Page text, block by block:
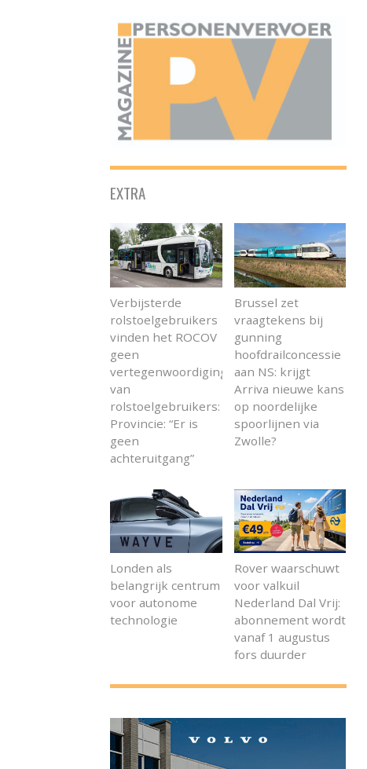
EXTRA
Verbijsterde
rolstoelgebruikers
vinden het ROCOV
geen
vertegenwoordiging
van
rolstoelgebruikers:
Provincie: “Er is
geen
achteruitgang”
Brussel zet
vraagtekens bij
gunning
hoofdrailconcessie
aan NS: krijgt
Arriva nieuwe kans
op noordelijke
spoorlijnen via
Zwolle?
Londen als
belangrijk centrum
voor autonome
technologie
Rover waarschuwt
voor valkuil
Nederland Dal Vrij:
abonnement wordt
vanaf 1 augustus
fors duurder